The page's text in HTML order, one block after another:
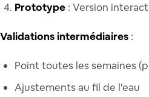
Prototype : Version
Validations intermédiaires :
Point toutes les semaines
Ajustements au fil de l'eau